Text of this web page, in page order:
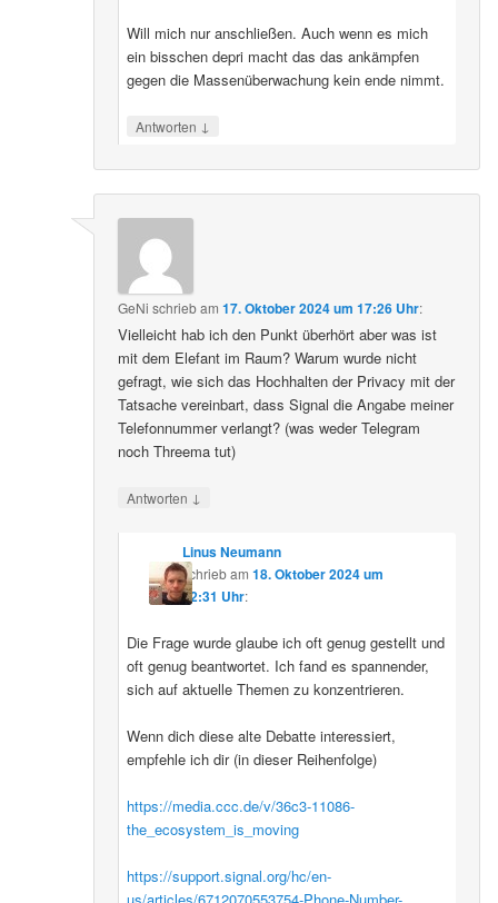
Will mich nur anschließen. Auch wenn es mich
ein bisschen depri macht das das ankämpfen
gegen die Massenüberwachung kein ende nimmt.
Antworten ↓
GeNi schriebam17. Oktober 2024 um 17:26 Uhr:
Vielleicht hab ich den Punkt überhört aber was ist
mit dem Elefant im Raum? Warum wurde nicht
gefragt, wie sich das Hochhalten der Privacy mit der
Tatsache vereinbart, dass Signal die Angabe meiner
Telefonnummer verlangt? (was weder Telegram
noch Threema tut)
Antworten ↓
Linus Neumann
schriebam 18. Oktober 2024 um
12:31 Uhr:
Die Frage wurde glaube ich oft genug gestellt und
oft genug beantwortet. Ich fand es spannender,
sich auf aktuelle Themen zu konzentrieren.
Wenn dich diese alte Debatte interessiert,
empfehle ich dir (in dieser Reihenfolge)
https://media.ccc.de/v/36c3-11086-
the_ecosystem_is_moving
https://support.signal.org/hc/en-